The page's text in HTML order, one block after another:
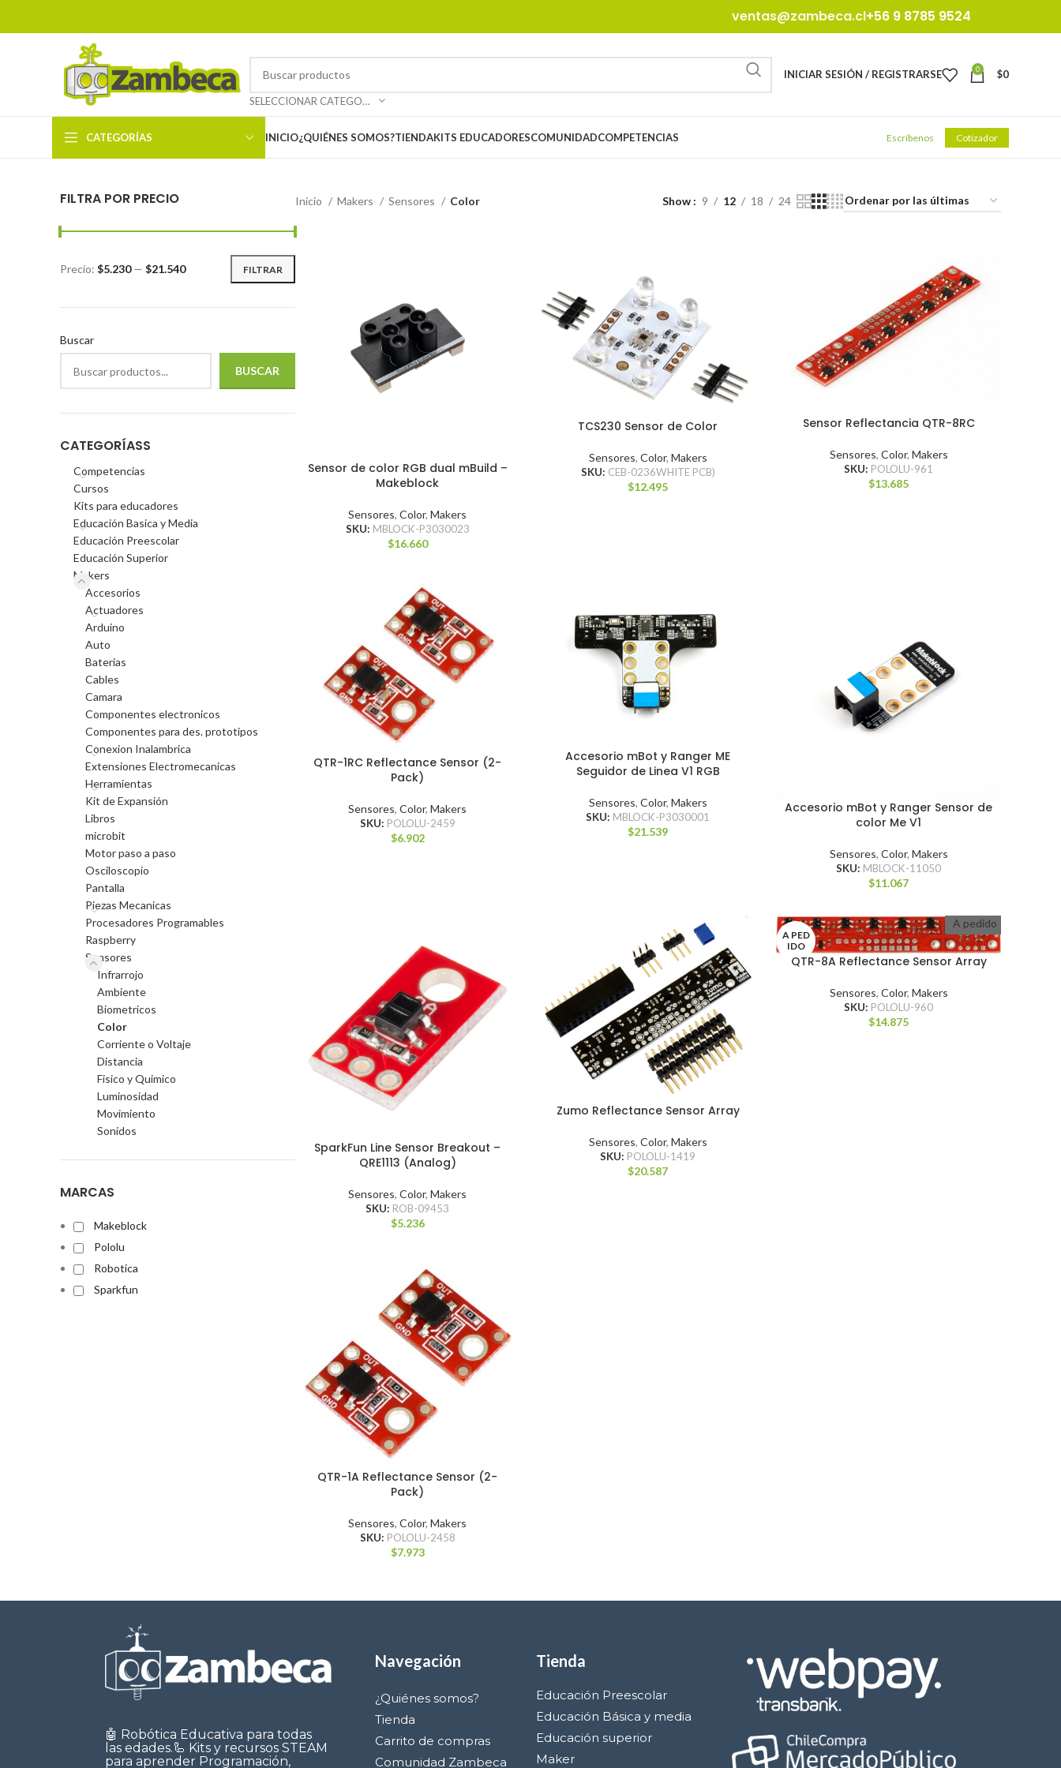
ventas@zambeca.cl+56 9 8785 9524
SELECCIONAR CATEGORÍA
INICIAR SESIÓN / REGISTRARSE 0 $0
CATEGORÍAS INICIO¿QUIÉNES SOMOS?TIENDAKITS EDUCADORESCOMUNIDADCOMPETENCIAS Escríbenos Cotizador
FILTRA POR PRECIO
FILTRAR
Precio: $5.230— $21.540
Buscar
BUSCAR
CATEGORÍASS
Competencias
Cursos
Kits para educadores
Educación Basica y Media
Educación Preescolar
Educación Superior
Makers
Accesorios
Actuadores
Arduino
Auto
Baterias
Cables
Camara
Componentes electronicos
Componentes para des. prototipos
Conexion Inalambrica
Extensiones Electromecanicas
Herramientas
Kit de Expansión
Libros
microbit
Motor paso a paso
Osciloscopio
Pantalla
Piezas Mecanicas
Procesadores Programables
Raspberry
Sensores
Infrarrojo
Ambiente
Biometricos
Color
Corriente o Voltaje
Distancia
Fisico y Quimico
Luminosidad
Movimiento
Sonidos
MARCAS
Makeblock
Pololu
Robotica
Sparkfun
Inicio Makers Sensores Color Show 9 12 18 24
Sensor de color RGB dual mBuild –
Makeblock
Sensores,Color,Makers
SKU: MBLOCK-P3030023
$16.660
TCS230 Sensor de Color
Sensores, Color, Makers
SKU: CEB-0236WHITE PCB)
$12.495
Sensor Reflectancia QTR-8RC
Sensores, Color, Makers
SKU: POLOLU-961
$13.685
QTR-1RC Reflectance Sensor (2-
Pack)
Sensores,Color,Makers
SKU: POLOLU-2459
$6.902
Accesorio mBot y Ranger ME
Seguidor de Linea V1 RGB
Sensores, Color, Makers
SKU: MBLOCK-P3030001
$21.539
Accesorio mBot y Ranger Sensor de
color Me V1
Sensores, Color, Makers
SKU: MBLOCK-11050
$11.067
SparkFun Line Sensor Breakout –
QRE1113 (Analog)
Sensores,Color,Makers
SKU: ROB-09453
$5.236
Zumo Reflectance Sensor Array
Sensores, Color, Makers
SKU: POLOLU-1419
$20.587
A PED
IDO
A pedido
QTR-8A Reflectance Sensor Array
Sensores, Color, Makers
SKU: POLOLU-960
$14.875
QTR-1A Reflectance Sensor (2-
Pack)
Sensores,Color,Makers
SKU: POLOLU-2458
$7.973
🤖 Robótica Educativa para todas
las edades.🦾 Kits y recursos STEAM
para aprender Programación,
Navegación
¿Quiénes somos?
Tienda
Carrito de compras
Comunidad Zambeca
Tienda
Educación Preescolar
Educación Básica y media
Educación superior
Maker